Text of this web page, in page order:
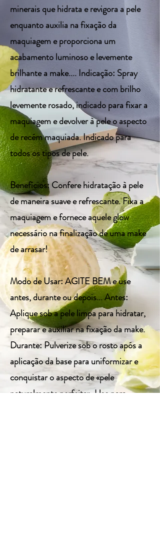
minerais que hidrata e revigora a pele
enquanto auxilia na fixação da
maquiagem e proporciona um
acabamento luminoso e levemente
brilhante a make.... Indicação: Spray
hidratante e refrescante e com brilho
levemente rosado, indicado para fixar a
maquiagem e devolver à pele o aspecto
de recém maquiada. Indicado para
todos os tipos de pele.
Benefícios: Confere hidratação à pele
de maneira suave e refrescante. Fixa a
maquiagem e fornece aquele glow
necessário na finalização de uma make
de arrasar!
Modo de Usar: AGITE BEM e use
antes, durante ou depois... Antes:
Aplique sob a pele limpa para hidratar,
preparar e auxiliar na fixação da make.
Durante: Pulverize sob o rosto após a
aplicação da base para uniformizar e
conquistar o aspecto de «pele
naturalmente perfeita». Use para